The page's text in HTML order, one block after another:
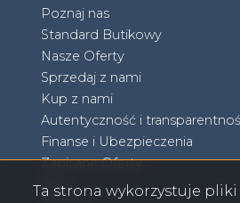
Poznaj nas
Standard Butikowy
Nasze Oferty
Sprzedaj z nami
Kup z nami
Autentyczność i
Finanse i Ubezpieczenia
Zapisane Oferty
Blog
Ta strona wykorzystuje